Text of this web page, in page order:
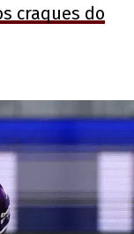
craques do